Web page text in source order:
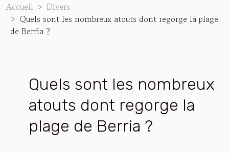
Accueil
Divers
Quels sont les nombreux atouts dont regorge la plage
de Berria ?
Quels sont les nombreux
atouts dont regorge la
plage de Berria ?